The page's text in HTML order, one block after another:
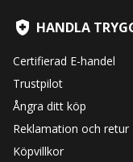
HANDLA
Certifierad E-handel
Trustpilot
Ångra ditt köp
Reklamation och retur
Köpvillkor